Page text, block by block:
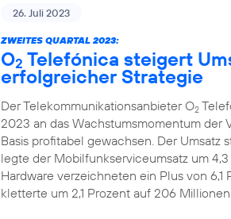
26. Juli 2023
ZWEITES QUARTAL 2023:
O2 Telefónica steigert
erfolgreicher Strategie
Der Telekommunikationsanbieter O2
2023 an das Wachstumsmomentum der
Basis profitabel gewachsen. Der Umsatz
legte der Mobilfunkserviceumsatz um
Hardware verzeichneten ein Plus von
kletterte um 2,1 Prozent auf 206 Millionen